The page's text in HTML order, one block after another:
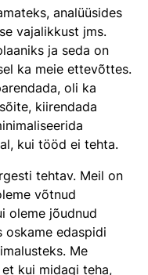
analüüsides
vajalikkust jms.
ja seda on
ka meie ettevõttes.
oli ka
kiirendada
kui tööd ei tehta.
tehtav. Meil on
võtnud
oleme jõudnud
oskame edaspidi
Me
kui midagi teha,